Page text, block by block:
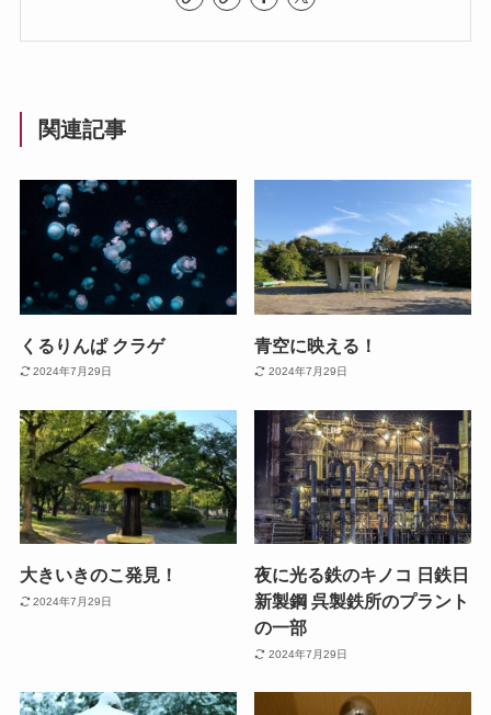
関連記事
くるりんぱ クラゲ
2024年7月29日
青空に映える！
2024年7月29日
大きいきのこ発見！
2024年7月29日
夜に光る鉄のキノコ 日鉄日
新製鋼 呉製鉄所のプラント
の一部
2024年7月29日